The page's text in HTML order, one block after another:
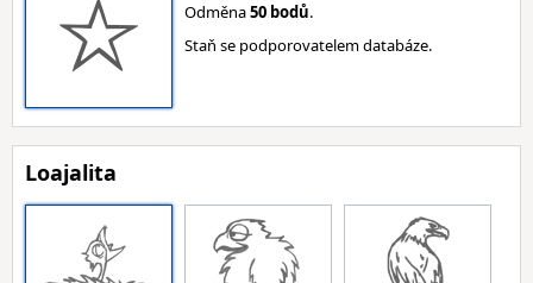
Odměna50 bodů.
Staň se podporovatelem databáze.
Loajalita